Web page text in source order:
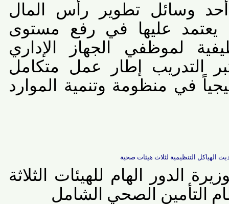
وسائل تطوير رأس المال
عليها في رفع مستوى
لموظفي الجهاز الإداري
التدريب إطار عمل متكامل
في منظومة وتنمية الموارد
التنظيمية لثلاث هيئات صحية
الدور الهام للهيئات الثلاثة
الصحي الشامل